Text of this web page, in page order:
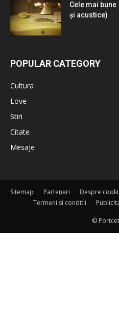
Cele mai
și acustice)
POPULAR CATEGORY
Cultura
Love
Stiri
Citate
Mesaje
Sitemap Parteneri Despre
Termeni si conditii
©